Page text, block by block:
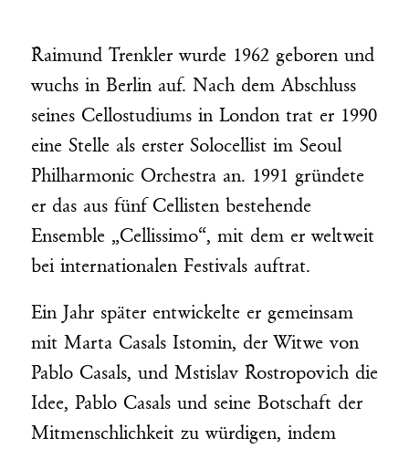
Raimund Trenkler wurde 1962 geboren und
wuchs in Berlin auf. Nach dem Abschluss
seines Cellostudiums in London trat er 1990
eine Stelle als erster Solocellist im Seoul
Philharmonic Orchestra an. 1991 gründete
er das aus fünf Cellisten bestehende
Ensemble „Cellissimo“, mit dem er weltweit
bei internationalen Festivals auftrat.
Ein Jahr später entwickelte er gemeinsam
mit Marta Casals Istomin, der Witwe von
Pablo Casals, und Mstislav Rostropovich die
Idee, Pablo Casals und seine Botschaft der
Mitmenschlichkeit zu würdigen, indem